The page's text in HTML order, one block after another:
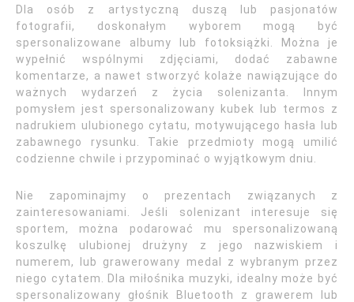
Dla osób z artystyczną duszą lub pasjonatów
fotografii, doskonałym wyborem mogą być
spersonalizowane albumy lub fotoksiążki. Można je
wypełnić wspólnymi zdjęciami, dodać zabawne
komentarze, a nawet stworzyć kolaże nawiązujące do
ważnych wydarzeń z życia solenizanta. Innym
pomysłem jest spersonalizowany kubek lub termos z
nadrukiem ulubionego cytatu, motywującego hasła lub
zabawnego rysunku. Takie przedmioty mogą umilić
codzienne chwile i przypominać o wyjątkowym dniu.
Nie zapominajmy o prezentach związanych z
zainteresowaniami. Jeśli solenizant interesuje się
sportem, można podarować mu spersonalizowaną
koszulkę ulubionej drużyny z jego nazwiskiem i
numerem, lub grawerowany medal z wybranym przez
niego cytatem. Dla miłośnika muzyki, idealny może być
spersonalizowany głośnik Bluetooth z grawerem lub